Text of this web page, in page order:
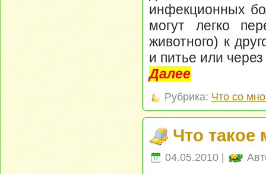
инфекционных
могут легко
животного) к
и питье или
Далее
Рубрика: Что со
Что
04.05.2010 |